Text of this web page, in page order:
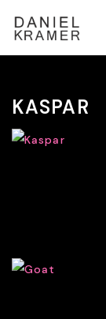
KASPAR